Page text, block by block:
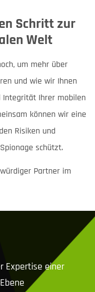
Schritt zur
Welt
um mehr über
und wie wir Ihnen
Integrität Ihrer mobilen
können wir eine
Risiken und
schützt.
Partner im
Expertise einer